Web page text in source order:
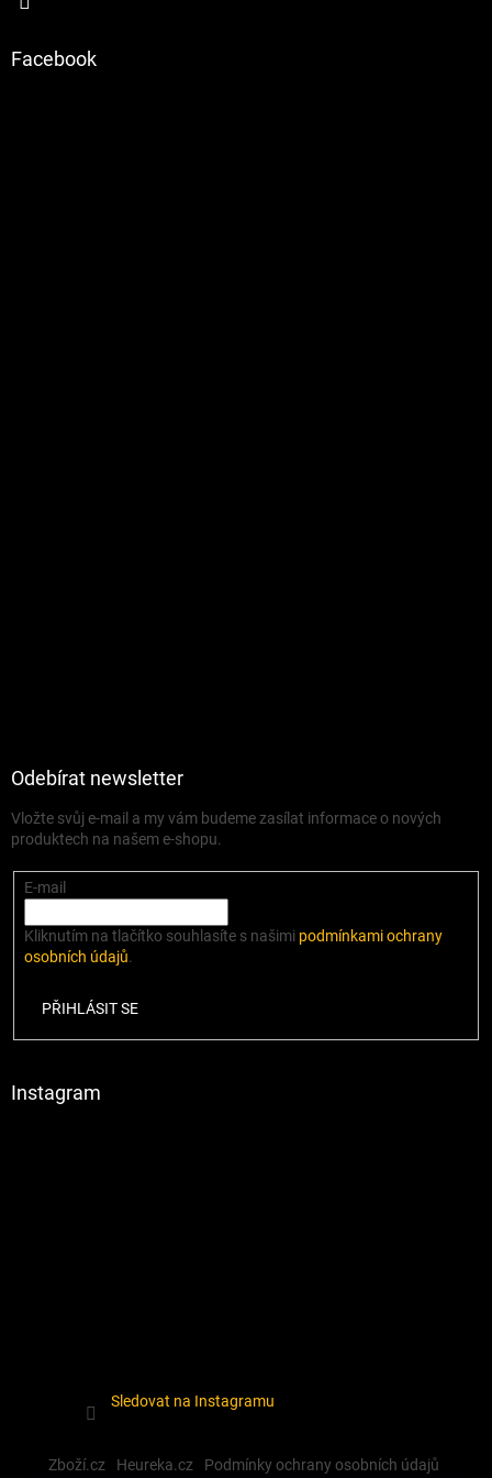
Facebook
Odebírat newsletter
Vložte svůj e-mail a my vám budeme zasílat informace o nových
produktech na našem e-shopu.
E-mail
Kliknutím na tlačítko souhlasíte s našimi podmínkami ochrany
osobních údajů.
PŘIHLÁSIT SE
Instagram
Sledovat na Instagramu
Zboží.cz Heureka.cz
Podmínky ochrany osobních údajů